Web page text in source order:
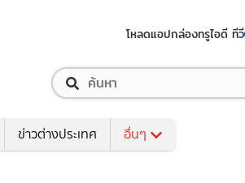
โหลดแอปกล่องทรูไอดี ทีวี
ข่าวต่างประเทศ อื่นๆ